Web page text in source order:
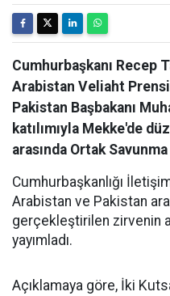
Cumhurbaşkanı Recep
Arabistan Veliaht
Pakistan Başbakanı
katılımıyla Mekke'de
arasında Ortak
Cumhurbaşkanlığı
Arabistan ve Pakistan
gerçekleştirilen zirvenin
yayımladı.
Açıklamaya göre, İki